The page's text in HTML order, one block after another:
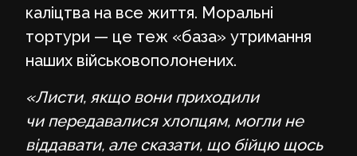
каліцтва на все життя. Моральні
тортури — це теж «база» утримання
наших військовополонених.
«Листи, якщо вони приходили
чи передавалися хлопцям, могли не
віддавати, але сказати, що бійцю щось